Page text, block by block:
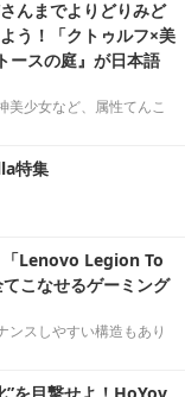
んまでよりどりみど
う！「クトゥルフ×美
ースの庭』が日本語
美少女など、属性てんこ
特集
「Lenovo Legion To
こなせるゲーミング
ンスしやすい構造もあり